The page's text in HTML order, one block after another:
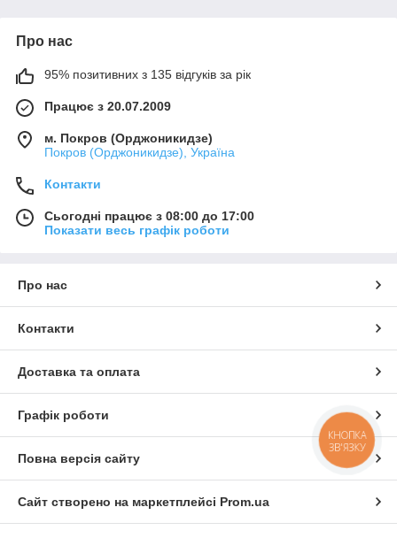
Про нас
95% позитивних з 135 відгуків за рік
Працює з 20.07.2009
м. Покров (Орджоникидзе)
Покров (Орджоникидзе), Україна
Контакти
Сьогодні працює з 08:00 до 17:00
Показати весь графік роботи
Про нас
Контакти
Доставка та оплата
Графік роботи
Повна версія сайту
Сайт створено на маркетплейсі Prom.ua
КНОПКА
ЗВ'ЯЗКУ